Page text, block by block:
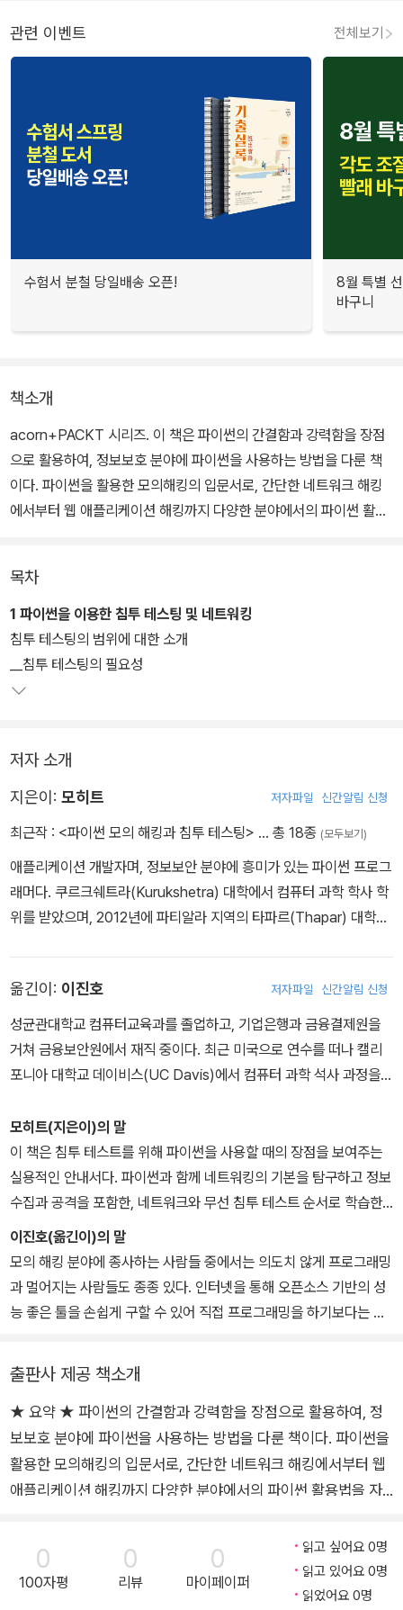
관련 이벤트 전체보기
수험서 분철 당일배송 오픈!
8월 특별
바구니
책소개
acorn+PACKT 시리즈. 이 책은 파이썬의 간결함과 강력함을 장점
으로 활용하여, 정보보호 분야에 파이썬을 사용하는 방법을 다룬 책
이다. 파이썬을 활용한 모의해킹의 입문서로, 간단한 네트워크 해킹
에서부터 웹 애플리케이션 해킹까지 다양한 분야에서의 파이썬 활용
목차
1 파이썬을 이용한 침투 테스팅 및 네트워킹
침투 테스팅의 범위에 대한 소개
__침투 테스팅의 필요성
저자 소개
지은이: 모히트 저자파일 신간알림 신청
최근작 : <파이썬 모의 해킹과 침투 테스팅> … 총 18종 (모두보기)
애플리케이션 개발자며, 정보보안 분야에 흥미가 있는 파이썬 프로그
래머다. 쿠르크쉐트라(Kurukshetra) 대학에서 컴퓨터 과학 학사 학
위를 받았으며, 2012년에 파티알라 지역의 타파르(Thapar) 대학에
SION HIJACKING ON DIFFERENT OPERATING SYSTEM
S」를 마닌더 싱(Maninder Singh) 박사의 지도 아래 작성했다. CC
NA를 취득했으며, EC-Council의 Certified Ethical Hacking 과
정을 받고 CEH 자격증도 취득했다. 그리고 「eForensic」잡지 2013
e'를 기고했다. 무선 해킹과 관련된 또 다른 기고문인 'Beware: Its
Easy to Launch a Wireless Deauthentication Attack! in Op
en Source For You'는 2014년 7월에 작성했다. 저자는 또한 EC
SA(certified Certified Security Analyst) 자격을 갖고 있다. IB
네트워크의 파이썬 프리랜서이기도 하다. 이외에도 레드햇과 CentO
S 리눅스에 대해 잘 알고 있으며, 레드햇 리눅스 사용 경험이 풍부하
다.
옮긴이: 이진호 저자파일 신간알림 신청
성균관대학교 컴퓨터교육과를 졸업하고, 기업은행과 금융결제원을
거쳐 금융보안원에서 재직 중이다. 최근 미국으로 연수를 떠나 캘리
포니아 대학교 데이비스(UC Davis)에서 컴퓨터 과학 석사 과정을
달하는 일에도 관심이 많아 다양한 책을 번역하고 있다. 지금까지 에
이콘출판사에서 『실전 버그 바운티』(2021), 『AWS 침투 테스트』(2
020), 『금융 사이버 보안 리스크 관리』(2019) 등 총 8권의 책을 번
역했다. 자세한 소개는 링크드인(https://www.linkedin.com/in/p
ub-ezno/)에서 확인할 수 있다.
모히트(지은이)의 말
이 책은 침투 테스트를 위해 파이썬을 사용할 때의 장점을 보여주는
실용적인 안내서다. 파이썬과 함께 네트워킹의 기본을 탐구하고 정보
수집과 공격을 포함한, 네트워크와 무선 침투 테스트 순서로 학습한
다. 그다음 애플리케이션 계층 해킹을 철저하게 조사하고, 웹사이트
의 정보 수집부터 시작하여 파라미터 조작(parameter tampering),
DDOS, XSS, SQL 인젝션과 같은 궁극적으로 웹 사이트 해킹과 관
련된 개념을 알아본다.
이진호(옮긴이)의 말
모의 해킹 분야에 종사하는 사람들 중에서는 의도치 않게 프로그래밍
과 멀어지는 사람들도 종종 있다. 인터넷을 통해 오픈소스 기반의 성
능 좋은 툴을 손쉽게 구할 수 있어 직접 프로그래밍을 하기보다는 자
inux)와 같이 모의 해킹을 위해 오픈소스 기반의 툴을 모아놓은 리눅
스의 등장으로, 더욱 간편하게 자동화 툴을 사용할 수 있게 되었다.
하지만 모의 해킹을 할 때, 이러한 자동화 툴들을 활용할 경우 아쉽게
도 원하는 결과를 얻지 못하는 경우가 종종 있다. 이렇게 2%가 아쉬
운 상황에서 간단한 프로그램을 직접 작성하여 원하는 결과를 얻으려
기능을 제공하기 때문에 모의 해킹 분야에서 사용할 프로그래밍 언어
로 각광을 받고 있다. 실제로 sqlmap과 같이 다수의 유명한 오픈소
스 툴들이 파이썬으로 개발되었다.
출판사 제공 책소개
★ 요약 ★ 파이썬의 간결함과 강력함을 장점으로 활용하여, 정
보보호 분야에 파이썬을 사용하는 방법을 다룬 책이다. 파이썬을
활용한 모의해킹의 입문서로, 간단한 네트워크 해킹에서부터 웹
애플리케이션 해킹까지 다양한 분야에서의 파이썬 활용법을 자
다. 모의해킹 업무를 하면서 파이썬을 활용해보려는 화이트 해커
혹은 해킹을 방지하기 위한 윤리적 해킹 입문자에게 훌륭한 안내
서가 될 것이다 ★ 이 책에서 다루는 내용 ★ ■ 네트워크로 전송
0
100자평
0
리뷰
0
마이페이퍼
읽고 싶어요 0명
읽고 있어요 0명
읽었어요 0명